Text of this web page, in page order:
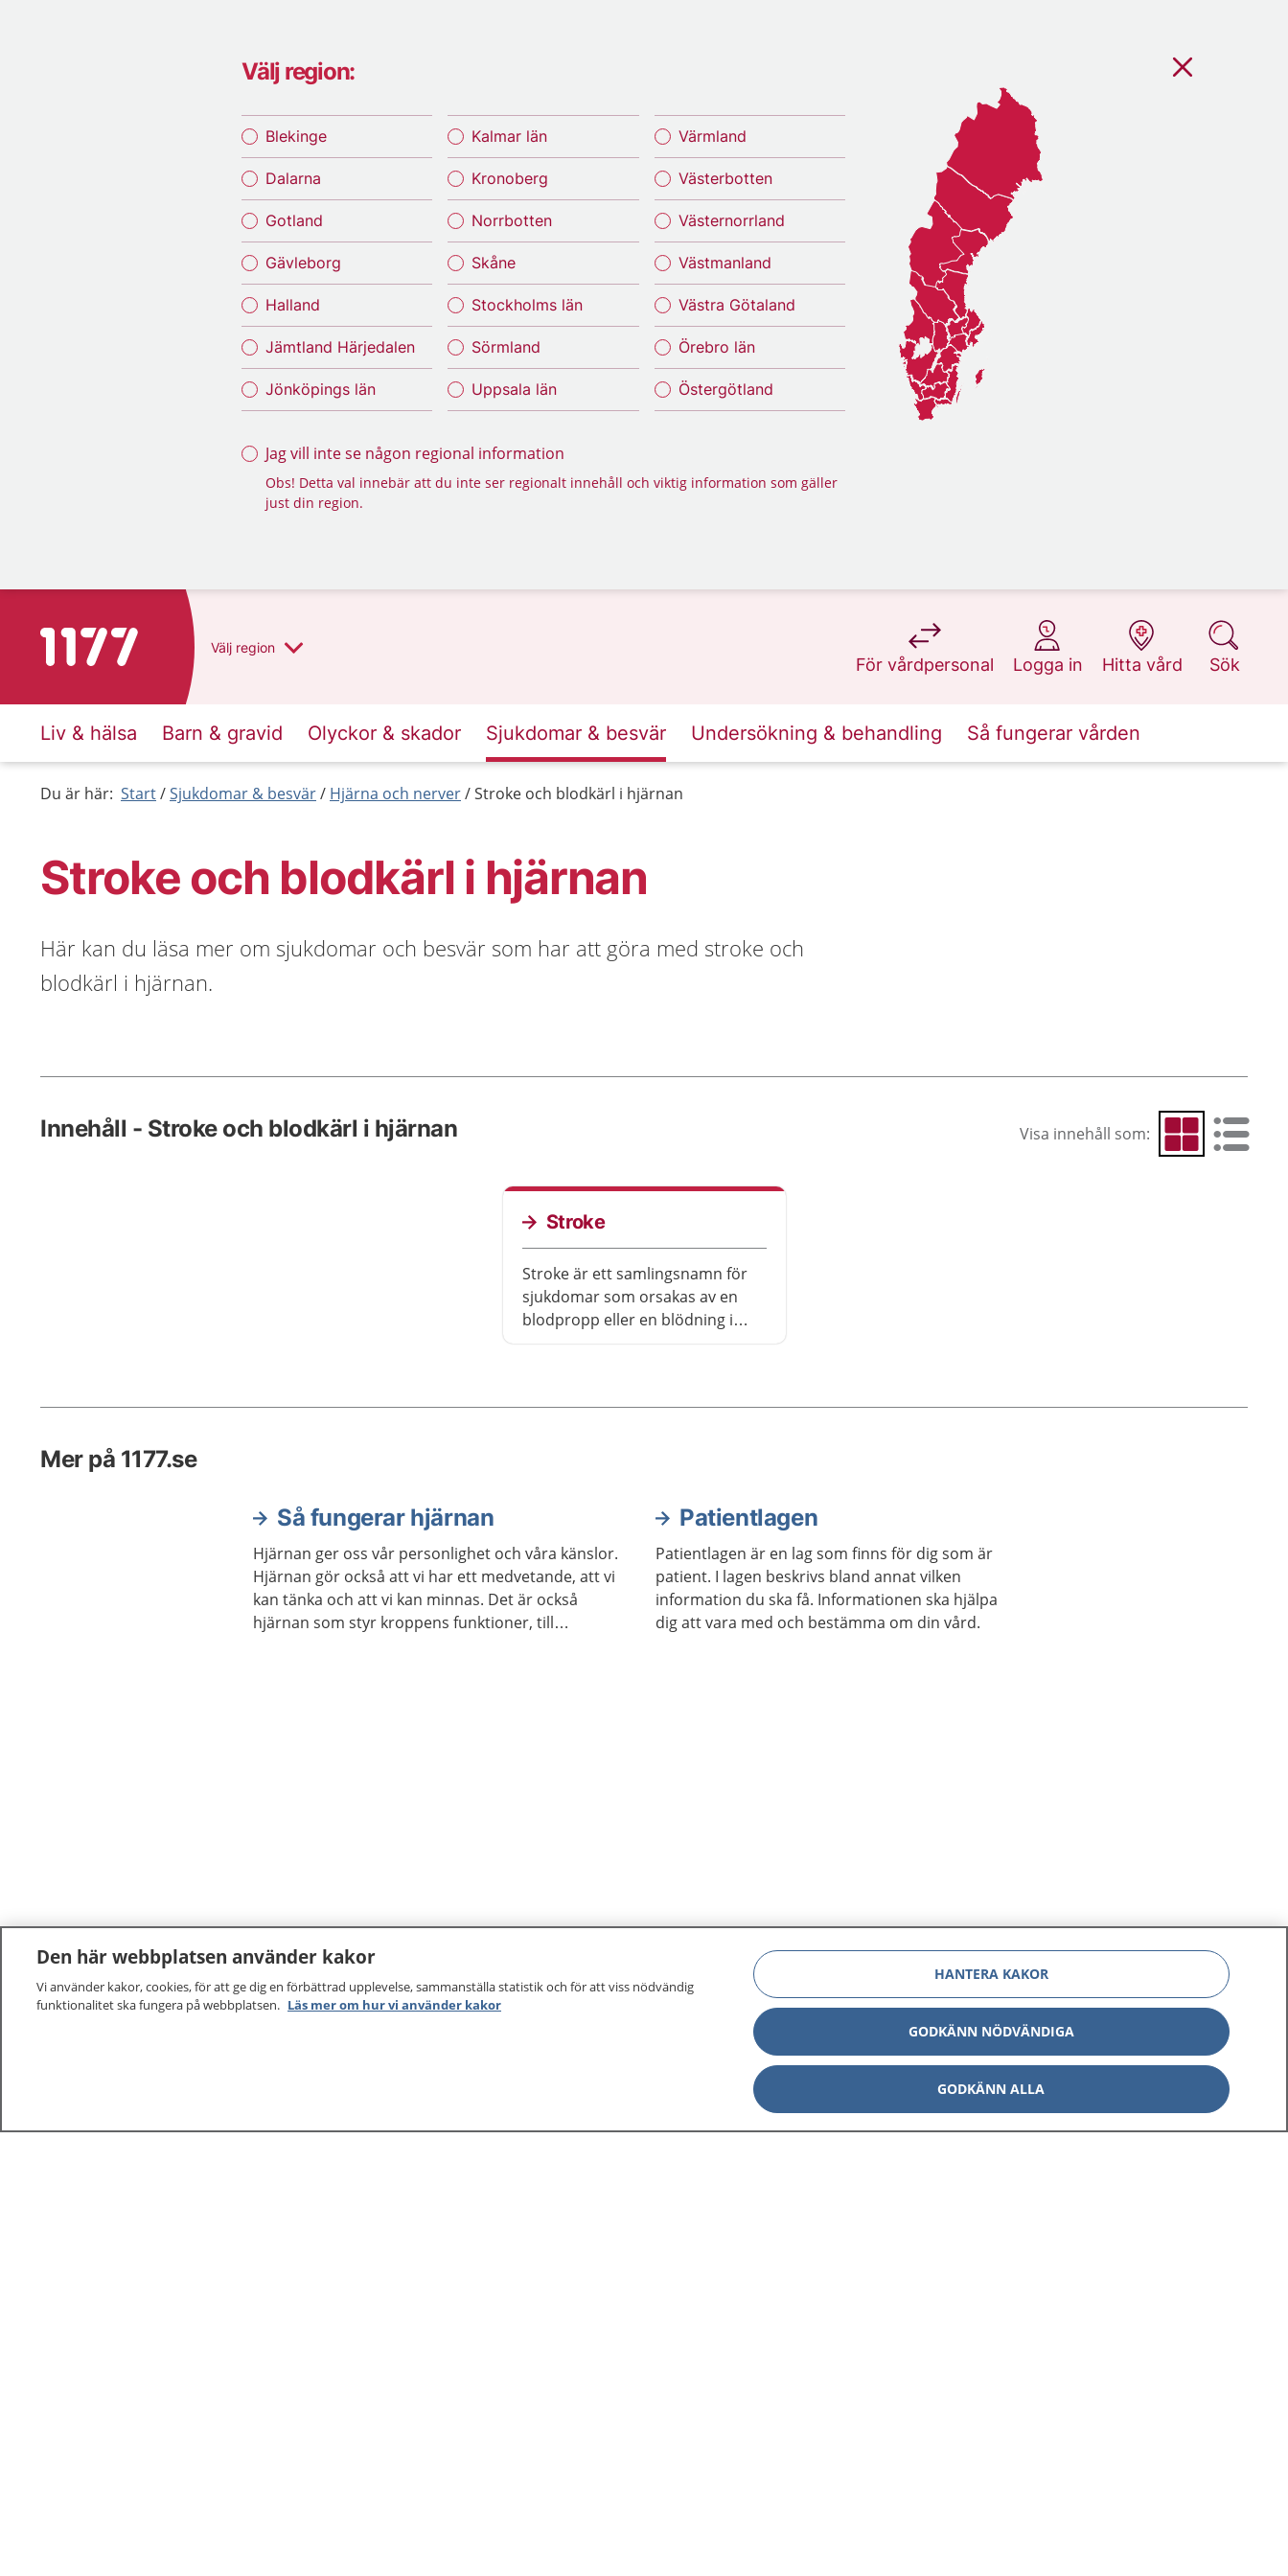
Välj region:
Blekinge
Dalarna
Gotland
Gävleborg
Halland
Jämtland Härjedalen
Jönköpings län
Kalmar län
Kronoberg
Norrbotten
Skåne
Stockholms län
Sörmland
Uppsala län
Värmland
Västerbotten
Västernorrland
Västmanland
Västra Götaland
Örebro län
Östergötland
Jag vill inte se någon regional information
Obs! Detta val innebär att du inte ser regionalt innehåll och viktig information som gäller
just din region.
Till startsidan för 1177 Välj region
För vårdpersonal
på 1177.se
Logga in
på 1177.se
Hitta vård
på 1177.se
Sök
på 1177.se
Liv & hälsa Barn & gravid Olyckor & skador Sjukdomar & besvär Undersökning & behandling Så fungerar vården
Du är här: Start Sjukdomar & besvär Hjärna och nerver Stroke och blodkärl i hjärnan
Stroke och blodkärl i hjärnan
Här kan du läsa mer om sjukdomar och besvär som har att göra med stroke och
blodkärl i hjärnan.
Innehåll - Stroke och blodkärl i hjärnan Visa innehåll som: Visa som rutnät
Visa som
Stroke
Stroke är ett samlingsnamn för
sjukdomar som orsakas av en
blodpropp eller en blödning i
som tal, rörelser, känsel och syn.
själv eller någon i närheten har
symtom som kan bero på stroke.
Mer på 1177.se
Så fungerar hjärnan
Hjärnan ger oss vår personlighet och våra känslor.
Hjärnan gör också att vi har ett medvetande, att vi
kan tänka och att vi kan minnas. Det är också
hjärnan som styr kroppens funktioner, till
Patientlagen
Patientlagen är en lag som finns för dig som är
patient. I lagen beskrivs bland annat vilken
information du ska få. Informationen ska hjälpa
dig att vara med och bestämma om din vård.
Den här webbplatsen använder kakor
Vi använder kakor, cookies, för att ge dig en förbättrad upplevelse, sammanställa statistik och för att viss nödvändig
funktionalitet ska fungera på webbplatsen. Läs mer om hur vi använder kakor
HANTERA KAKOR
GODKÄNN NÖDVÄNDIGA
GODKÄNN ALLA